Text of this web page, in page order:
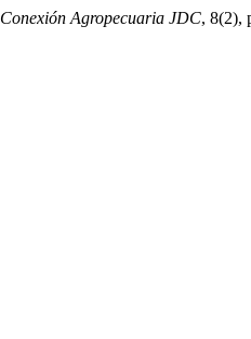
Conexión Agropecuaria JDC, 8(2),